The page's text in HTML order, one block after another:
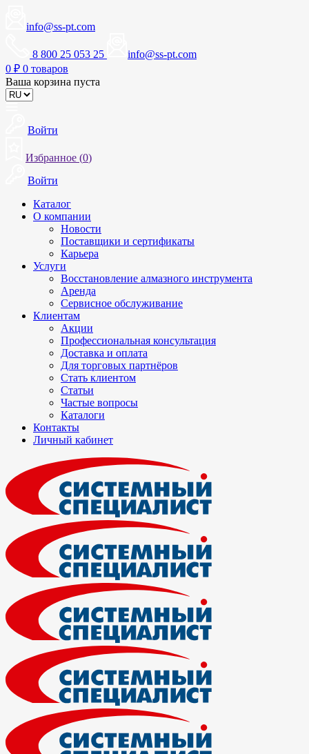
info@ss-pt.com
8 800 25 053 25
info@ss-pt.com
0 ₽ 0 товаров
Ваша корзина пуста
Войти
Избранное (0)
Войти
Каталог
О компании
Новости
Поставщики и сертификаты
Карьера
Услуги
Восстановление алмазного инструмента
Аренда
Сервисное обслуживание
Клиентам
Акции
Профессиональная консультация
Доставка и оплата
Для торговых партнёров
Стать клиентом
Статьи
Частые вопросы
Каталоги
Контакты
Личный кабинет